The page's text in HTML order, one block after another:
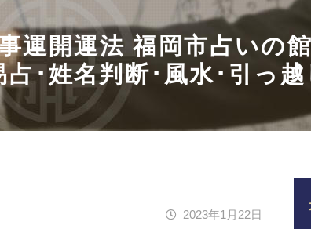
運開運法 福岡市占いの
･姓名判断･風水･引っ越
2023年1月22日